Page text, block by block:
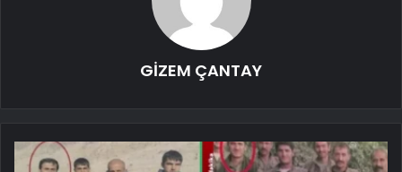
GİZEM ÇANTAY